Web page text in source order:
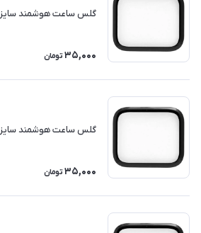
گلس ساعت هوشمند سایز 38 میلیمتر
35,000 تومان
گلس ساعت هوشمند سایز 40 میلیمتر
35,000 تومان